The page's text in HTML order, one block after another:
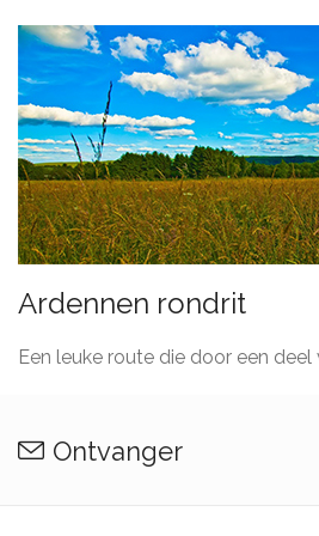
Ardennen rondrit
Een leuke route die door een
Ontvanger